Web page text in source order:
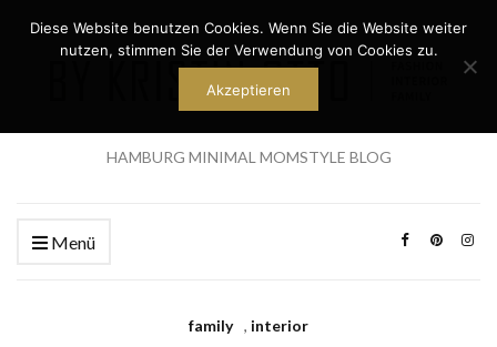
HAMBURG MINIMAL MOMSTYLE BLOG
Menü
family , interior
Diese Website benutzen Cookies. Wenn Sie die Website weiter
nutzen, stimmen Sie der Verwendung von Cookies zu.
Akzeptieren